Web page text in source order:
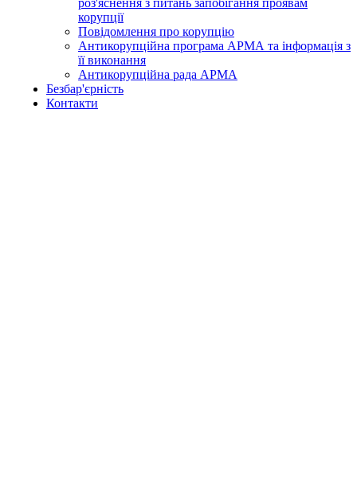
роз'яснення з питань запобігання проявам
корупції
Повідомлення про корупцію
Антикорупційна програма АРМА та інформація з
її виконання
Антикорупційна рада АРМА
Безбар'єрність
Контакти